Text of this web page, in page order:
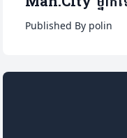
ចេញទៅក្លឹប Al-
Published By polin